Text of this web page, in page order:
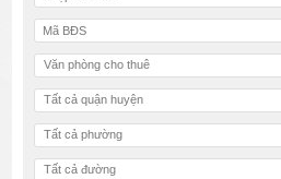
Văn phòng cho thuê
Tất cả quận huyện
Tất cả phường
Tất cả đường